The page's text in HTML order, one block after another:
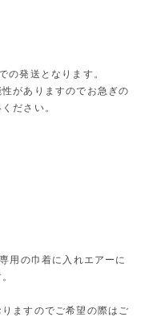
の発送となります。
がありますのでお急ぎの
ださい。
用の巾着に入れエアーに
ますのでご希望の際はご